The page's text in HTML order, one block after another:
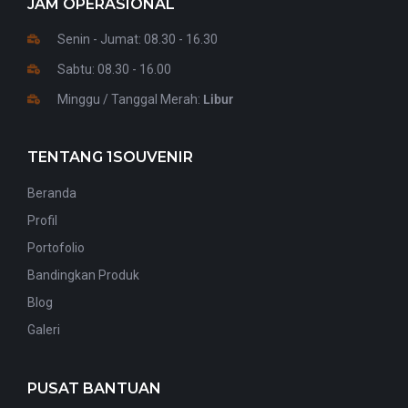
JAM OPERASIONAL
Senin - Jumat: 08.30 - 16.30
Sabtu: 08.30 - 16.00
Minggu / Tanggal Merah: Libur
TENTANG 1SOUVENIR
Beranda
Profil
Portofolio
Bandingkan Produk
Blog
Galeri
PUSAT BANTUAN